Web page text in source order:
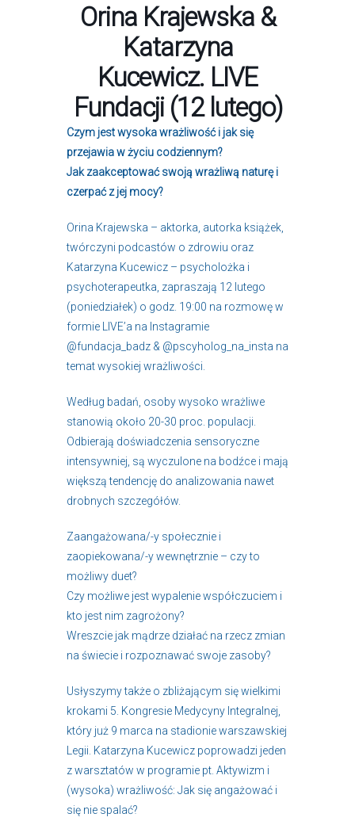
Orina Krajewska &
Katarzyna
Kucewicz. LIVE
Fundacji (12 lutego)
Czym jest wysoka wrażliwość i jak się
przejawia w życiu codziennym?
Jak zaakceptować swoją wrażliwą naturę i
czerpać z jej mocy?
Orina Krajewska – aktorka, autorka książek,
twórczyni podcastów o zdrowiu oraz
Katarzyna Kucewicz – psycholożka i
psychoterapeutka, zapraszają 12 lutego
(poniedziałek) o godz. 19:00 na rozmowę w
formie LIVE’a na Instagramie
@fundacja_badz & @pscyholog_na_insta na
temat wysokiej wrażliwości.
Według badań, osoby wysoko wrażliwe
stanowią około 20-30 proc. populacji.
Odbierają doświadczenia sensoryczne
intensywniej, są wyczulone na bodźce i mają
większą tendencję do analizowania nawet
drobnych szczegółów.
Zaangażowana/-y społecznie i
zaopiekowana/-y wewnętrznie – czy to
możliwy duet?
Czy możliwe jest wypalenie współczuciem i
kto jest nim zagrożony?
Wreszcie jak mądrze działać na rzecz zmian
na świecie i rozpoznawać swoje zasoby?
Usłyszymy także o zbliżającym się wielkimi
krokami 5. Kongresie Medycyny Integralnej,
który już 9 marca na stadionie warszawskiej
Legii. Katarzyna Kucewicz poprowadzi jeden
z warsztatów w programie pt. Aktywizm i
(wysoka) wrażliwość: Jak się angażować i
się nie spalać?